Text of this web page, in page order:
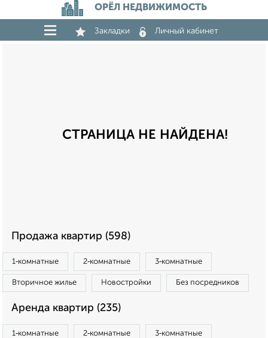
ОРЁЛ НЕДВИЖИМОСТЬ
Закладки Личный кабинет
СТРАНИЦА НЕ НАЙДЕНА!
Продажа квартир (598)
1‑комнатные 2‑комнатные 3‑комнатные
Вторичное жилье Новостройки Без посредников
Аренда квартир (235)
1‑комнатные 2‑комнатные 3‑комнатные